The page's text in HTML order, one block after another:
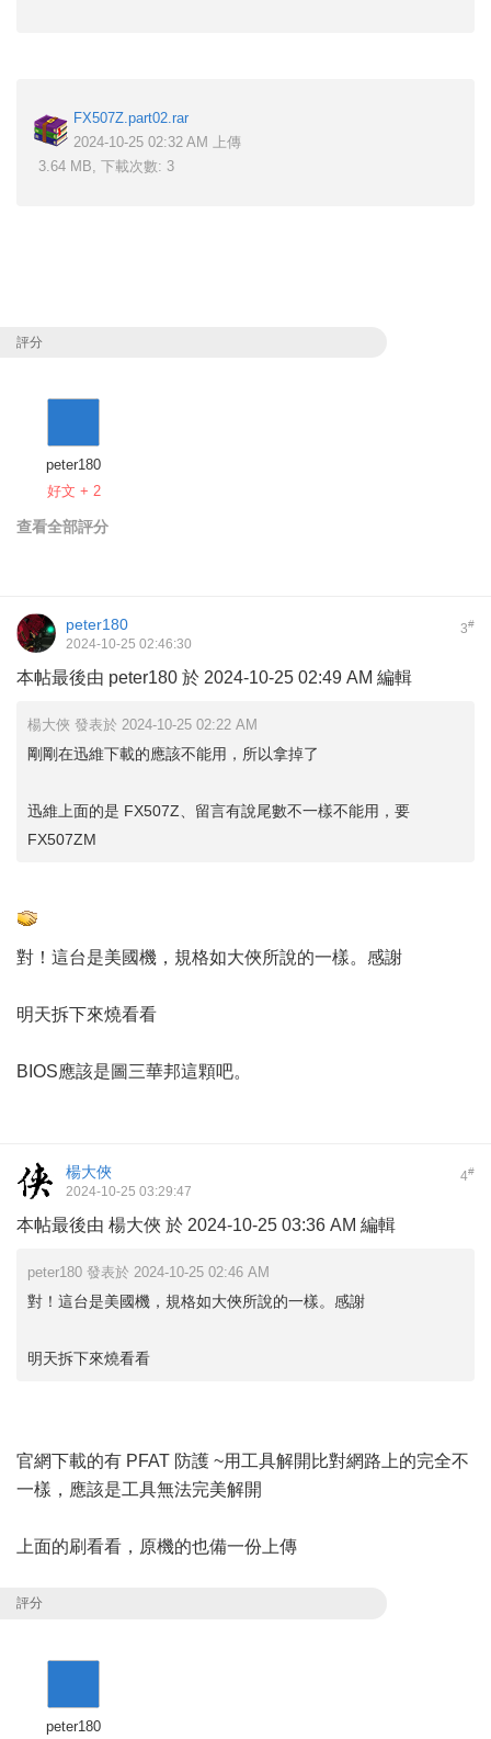
FX507Z.part02.rar
2024-10-25 02:32 AM 上傳
3.64 MB, 下載次數: 3
評分
peter180
好文 + 2
查看全部評分
3#
peter180
2024-10-25 02:46:30
本帖最後由 peter180 於 2024-10-25 02:49 AM 編輯
楊大俠 發表於 2024-10-25 02:22 AM
剛剛在迅維下載的應該不能用，所以拿掉了
迅維上面的是 FX507Z、留言有說尾數不一樣不能用，要
FX507ZM
對！這台是美國機，規格如大俠所說的一樣。感謝
明天拆下來燒看看
BIOS應該是圖三華邦這顆吧。
4#
楊大俠
2024-10-25 03:29:47
本帖最後由 楊大俠 於 2024-10-25 03:36 AM 編輯
peter180 發表於 2024-10-25 02:46 AM
對！這台是美國機，規格如大俠所說的一樣。感謝
明天拆下來燒看看
官網下載的有 PFAT 防護 ~用工具解開比對網路上的完全不
一樣，應該是工具無法完美解開
上面的刷看看，原機的也備一份上傳
評分
peter180